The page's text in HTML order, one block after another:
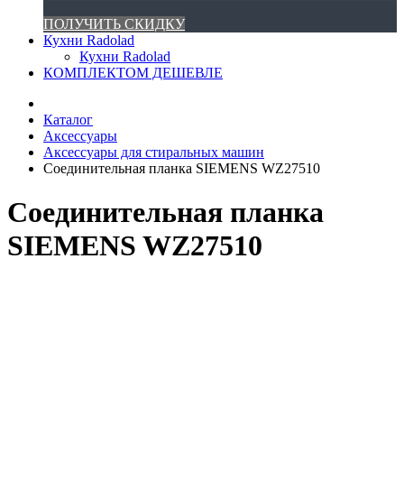
ПОЛУЧИТЬ СКИДКУ
Кухни Radolad
Кухни Radolad
КОМПЛЕКТОМ ДЕШЕВЛЕ
Каталог
Аксессуары
Аксессуары для стиральных машин
Соединительная планка SIEMENS WZ27510
Соединительная планка
SIEMENS WZ27510